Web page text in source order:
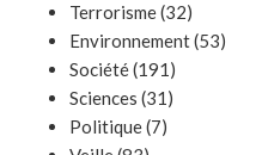
Terrorisme(32)
Environnement(53)
Société(191)
Sciences (31)
Politique(7)